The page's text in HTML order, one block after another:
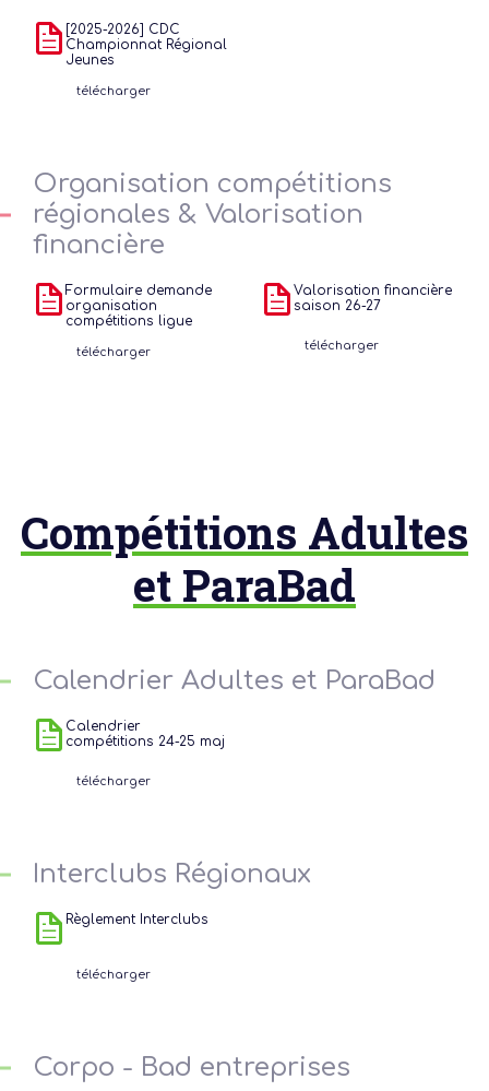
[2025-2026] CDC
Championnat Régional
Jeunes
télécharger
Organisation compétitions
régionales & Valorisation
financière
Formulaire demande
organisation
compétitions ligue
télécharger
Valorisation financière
saison 26-27
télécharger
Compétitions Adultes
et ParaBad
Calendrier Adultes et ParaBad
Calendrier
compétitions 24-25 maj
télécharger
Interclubs Régionaux
Règlement Interclubs
télécharger
Corpo - Bad entreprises